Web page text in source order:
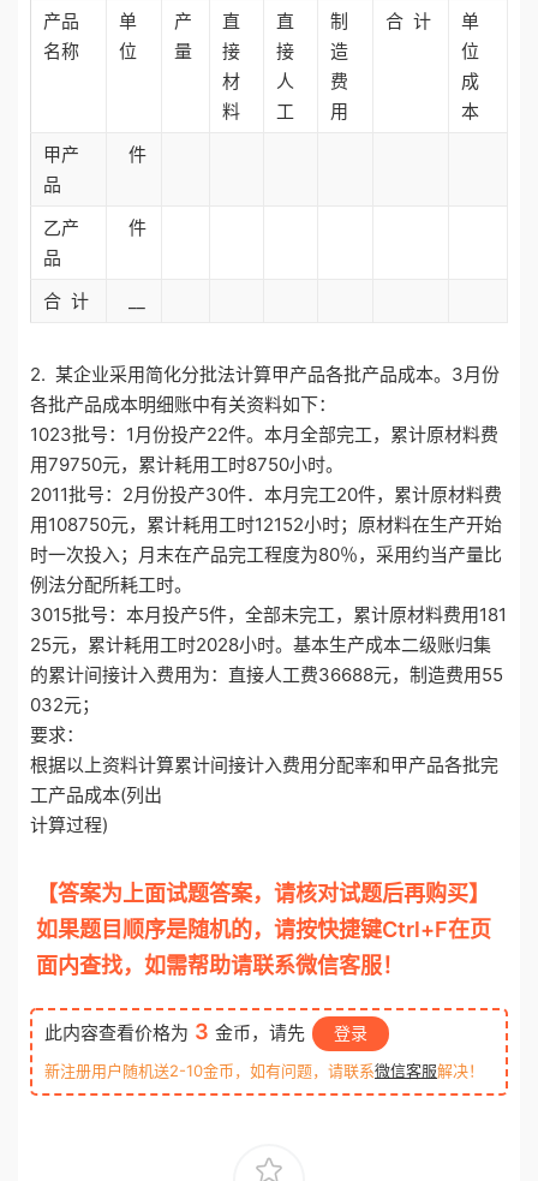
产品
名称
单
位
产
量
直
接
材
料
直
接
人
工
制
造
费
用
合 计
单
位
成
本
甲产
品
件
乙产
品
件
合 计
2. 某企业采用简化分批法计算甲产品各批产品成本。3月份
各批产品成本明细账中有关资料如下：
1023批号：1月份投产22件。本月全部完工，累计原材料费
用79750元，累计耗用工时8750小时。
2011批号：2月份投产30件．本月完工20件，累计原材料费
用108750元，累计耗用工时12152小时；原材料在生产开始
时一次投入；月末在产品完工程度为80％，采用约当产量比
例法分配所耗工时。
3015批号：本月投产5件，全部未完工，累计原材料费用181
25元，累计耗用工时2028小时。基本生产成本二级账归集
的累计间接计入费用为：直接人工费36688元，制造费用55
032元；
要求：
根据以上资料计算累计间接计入费用分配率和甲产品各批完
工产品成本(列出
计算过程)
【答案为上面试题答案，请核对试题后再购买】
如果题目顺序是随机的，请按快捷键Ctrl+F在页
面内查找，如需帮助请联系微信客服！
此内容查看价格为 3 金币，请先 登录
新注册用户随机送2-10金币，如有问题，请联系微信客服解决！